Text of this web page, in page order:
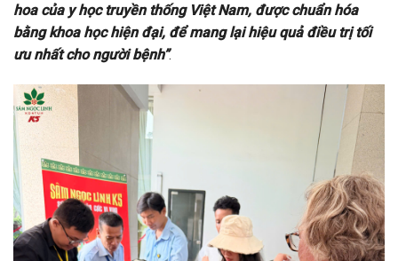
hoa của y học truyền thống Việt Nam, được chuẩn hóa
bằng khoa học hiện đại, để mang lại hiệu quả điều trị tối
ưu nhất cho người bệnh”.